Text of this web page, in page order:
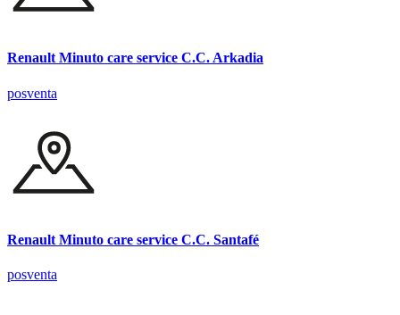
Renault Minuto care service C.C. Arkadia
posventa
Renault Minuto care service C.C. Santafé
posventa